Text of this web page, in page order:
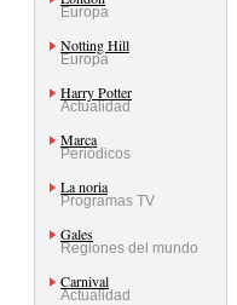
Europa
Notting Hill
Europa
Harry Potter
Actualidad
Marca
Periódicos
La noria
Programas TV
Gales
Regiones del mundo
Carnival
Actualidad